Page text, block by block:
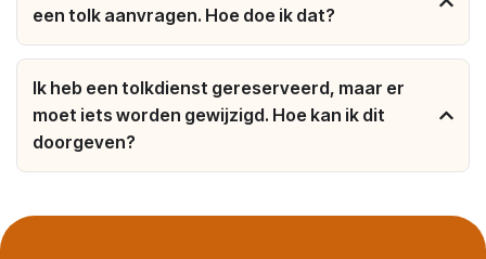
een tolk aanvragen. Hoe doe ik dat?
Ik heb een tolkdienst gereserveerd, maar er
moet iets worden gewijzigd. Hoe kan ik dit
doorgeven?